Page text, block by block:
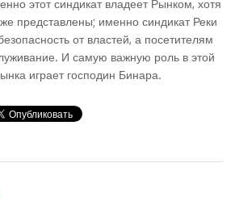
этот синдикат владеет Рынком, хотя
представлены; именно синдикат Реки
от властей, а посетителям
И самую важную роль в этой
играет господин Бинара.